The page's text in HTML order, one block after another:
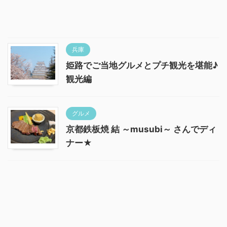
兵庫
姫路でご当地グルメとプチ観光を堪能♪
観光編
グルメ
京都鉄板焼 結 ～musubi～ さんでディ
ナー★